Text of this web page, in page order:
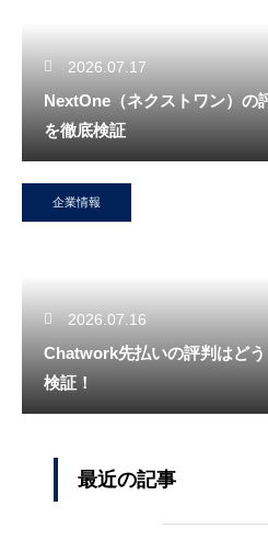
2026.07.17
NextOne（ネクストワン）の
を徹底検証
企業情報
2026.07.16
Chatwork先払いの評判はど
検証！
最近の記事